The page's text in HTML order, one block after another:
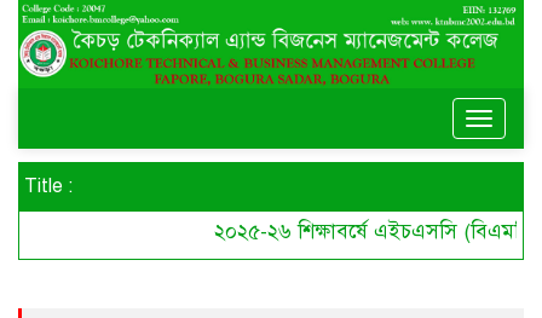
Toggle
Title :
২০২৫-২৬ শিক্ষাবর্ষে এইচএসসি (বিএমটি)